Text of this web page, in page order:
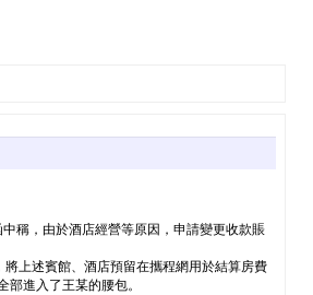
稱，由於酒店經營等原因，申請變更收款賬
上述賓館、酒店預留在攜程網用於結算房費
進入了王某的腰包。